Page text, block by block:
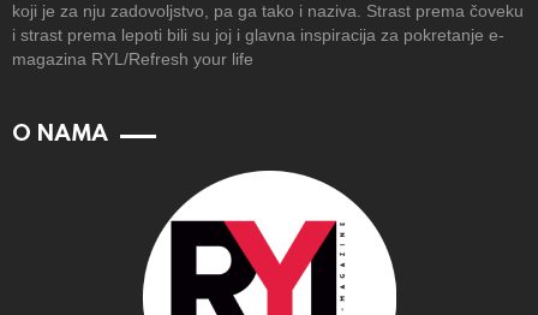
koji je za nju zadovoljstvo, pa ga tako i naziva. Strast prema čoveku
i strast prema lepoti bili su joj i glavna inspiracija za pokretanje e-
magazina RYL/Refresh your life
O NAMA